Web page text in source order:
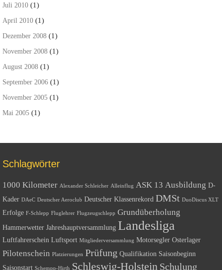
Juli 2010 (1)
April 2010 (1)
Dezember 2008 (1)
November 2008 (1)
August 2008 (1)
September 2006 (1)
November 2005 (1)
Mai 2005 (1)
Schlagwörter
1000 Kilometer Alexander Schleicher Alleinflug ASK 13 Ausbildung D-
Kader DAeC Deutscher Aeroclub Deutscher Klassenrekord DMSt DuoDiscus XLT
Erfolge F-Schlepp Fluglehrer Flugzeugschlepp Grundüberholung
Hammerwetter Jahreshauptversammlung Landesliga
Luftfahrerschein Luftsport Mitgliederversammlung Motorsegler Osterlager
Pilotenschein Platzierungen Prüfung Qualifikation Saisonbeginn
Saisonstart Schempp-Hirth Schleswig-Holstein Schulung